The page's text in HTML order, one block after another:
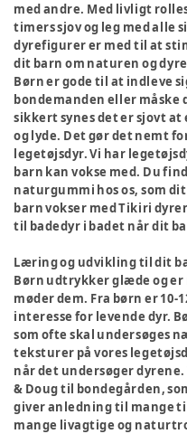
med andre. Med livligt
timers sjov og leg med alle
dyrefigurer er med til at
dit barn om naturen og
Børn er gode til at indleve
bondemanden eller måske
sikkert synes det er sjovt
og lyde. Det gør det nemt
legetøjsdyr. Vi har
barn kan vokse med. Du
naturgummi hos os, som
barn vokser med Tikiri
til badedyr i badet når dit
Læring og udvikling til dit
Børn udtrykker glæde og er
møder dem. Fra børn er 10-
interesse for levende dyr.
som ofte skal undersøges
teksturer på vores
når det undersøger dyrene.
& Doug til bondegården,
giver anledning til mange
mange livagtige og